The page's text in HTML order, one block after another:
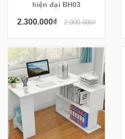
hiện đại BH03
2.300.000₫ 2.900.000₫